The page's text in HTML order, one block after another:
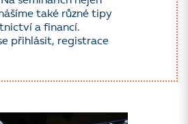
také různé tipy
a financí.
přihlásit, registrace